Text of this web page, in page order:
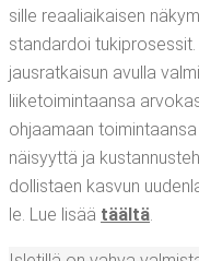
sil­le reaa­liai­kai­sen
stan­dar­doi
jaus­rat­kai­sun avul­la
lii­ke­toi­min­taan­sa
ohjaa­maan
näi­syyt­tä ja
dol­lis­taen kas­vun
le. Lue lisää tääl­tä.